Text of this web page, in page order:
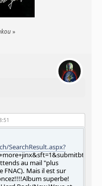
»
SearchResult.aspx?
au mail "plus
Mais il est sur
superbe!